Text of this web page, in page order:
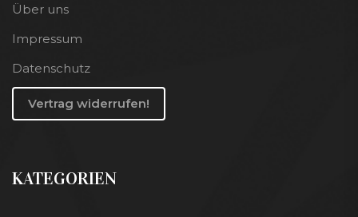
Über uns
Impressum
Datenschutz
Vertrag widerrufen!
KATEGORIEN